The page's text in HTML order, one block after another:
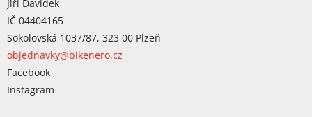
Jiří Davídek
IČ 04404165
Sokolovská 1037/87, 323 00 Plzeň
objednavky@bikenero.cz
Facebook
Instagram